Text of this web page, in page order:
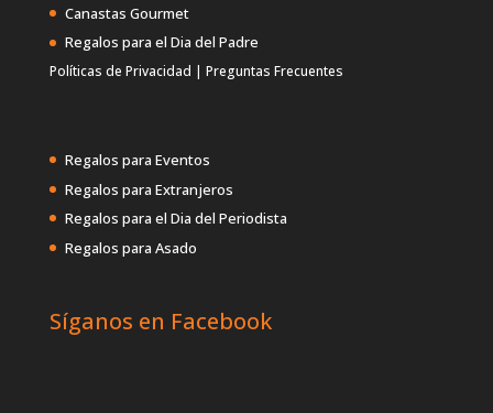
Canastas Gourmet
Regalos para el Dia del Padre
Políticas de Privacidad | Preguntas Frecuentes
Regalos para Eventos
Regalos para Extranjeros
Regalos para el Dia del Periodista
Regalos para Asado
Síganos en Facebook